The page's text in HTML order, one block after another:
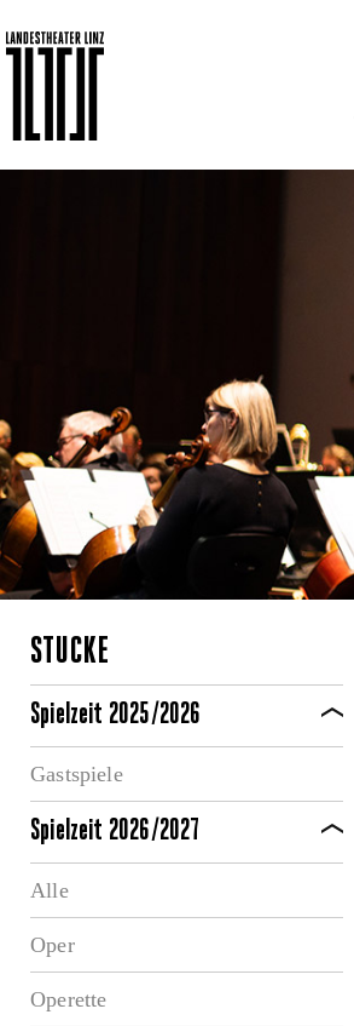
STÜCKE
Spielzeit 2025/2026
Gastspiele
Spielzeit 2026/2027
Alle
Oper
Operette